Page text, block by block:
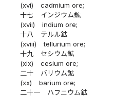
(xvi)
cadmium ore;
十七
インジウム鉱
(xvii)
indium ore;
十八
テルル鉱
(xviii)
tellurium ore;
十九
セシウム鉱
(xix)
cesium ore;
二十
バリウム鉱
(xx)
barium ore;
二十一
ハフニウム鉱